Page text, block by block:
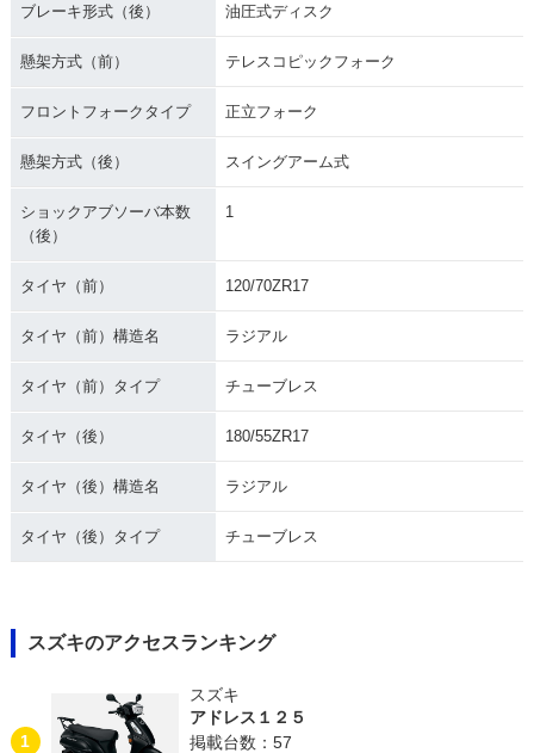
ブレーキ形式（後） 油圧式ディスク
懸架方式（前） テレスコピックフォーク
フロントフォークタイプ 正立フォーク
懸架方式（後） スイングアーム式
ショックアブソーバ本数
（後）
1
タイヤ（前） 120/70ZR17
タイヤ（前）構造名 ラジアル
タイヤ（前）タイプ チューブレス
タイヤ（後） 180/55ZR17
タイヤ（後）構造名 ラジアル
タイヤ（後）タイプ チューブレス
スズキのアクセスランキング
1
スズキ
アドレス１２５
掲載台数：57